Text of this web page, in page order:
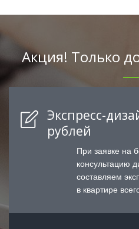
Акция! Только
Экспресс-
рублей
При заявке на
консультацию
составляем
в квартире